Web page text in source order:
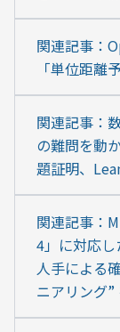
関連記事：
「単位距離
関連記事：
の難問を動
題証明、
関連記事：
4」に対応
人手による
ニアリング”